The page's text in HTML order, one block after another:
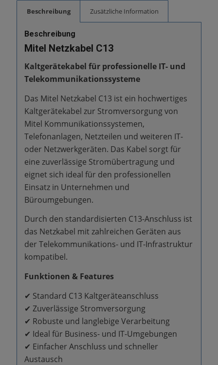
Beschreibung Zusätzliche Information
Beschreibung
Mitel Netzkabel C13
Kaltgerätekabel für professionelle IT- und
Telekommunikationssysteme
Das Mitel Netzkabel C13 ist ein hochwertiges
Kaltgerätekabel zur Stromversorgung von
Mitel Kommunikationssystemen,
Telefonanlagen, Netzteilen und weiteren IT-
oder Netzwerkgeräten. Das Kabel sorgt für
eine zuverlässige Stromübertragung und
eignet sich ideal für den professionellen
Einsatz in Unternehmen und
Büroumgebungen.
Durch den standardisierten C13-Anschluss ist
das Netzkabel mit zahlreichen Geräten aus
der Telekommunikations- und IT-Infrastruktur
kompatibel.
Funktionen & Features
✔ Standard C13 Kaltgeräteanschluss
✔ Zuverlässige Stromversorgung
✔ Robuste und langlebige Verarbeitung
✔ Ideal für Business- und IT-Umgebungen
✔ Einfacher Anschluss und schneller
Austausch